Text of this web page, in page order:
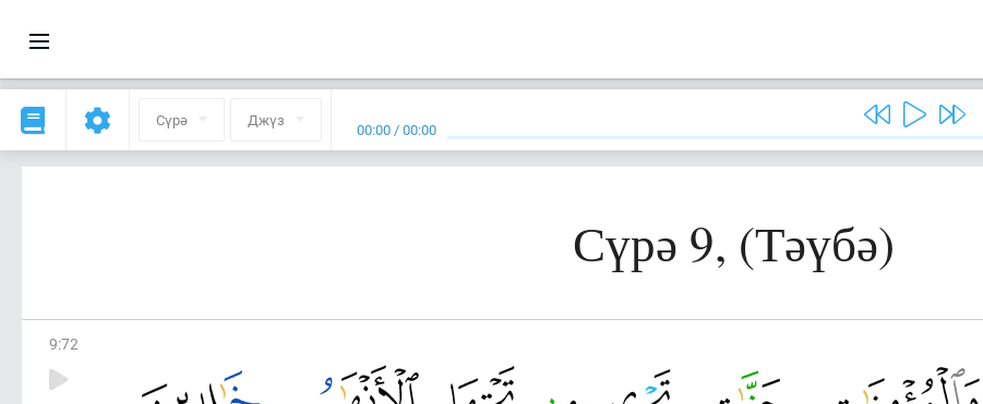
Сүрә Джүз 00:00 /00:00
Сүрә 9, (Тәүбә)
9:72